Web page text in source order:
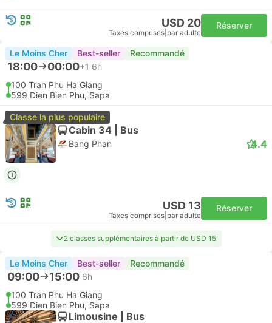
USD 20
Taxes comprises par adulte
Réserver
Le Moins Cher Best-seller Recommandé
18:00 00:00+1 6h
100 Tran Phu Ha Giang
599 Dien Bien Phu, Sapa
Classe la plus populaire
Cabin 34 | Bus
Bang Phan 4.4
USD 13
Taxes comprises par adulte
Réserver
2 classes supplémentaires à partir de USD 15
Le Moins Cher Best-seller Recommandé
09:00 15:00 6h
100 Tran Phu Ha Giang
599 Dien Bien Phu, Sapa
Limousine | Bus